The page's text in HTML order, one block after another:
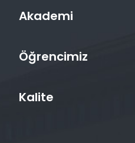
Akademi
Öğrencimiz
Kalite